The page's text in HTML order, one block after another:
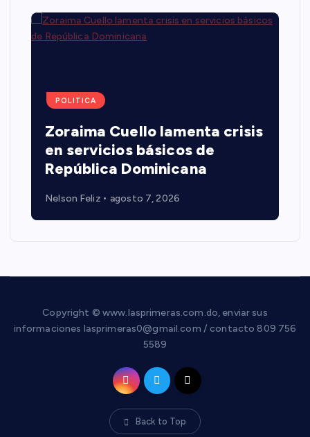
POLITICA
Zoraima Cuello lamenta crisis
en servicios básicos de
República Dominicana
Nelson Feliz agosto 7, 2026
Copyright © www.lasprimeras.com.do, enviar sus
informaciones lasprimeras0@gmail.com / contacto 809 756
5589
Back to Top